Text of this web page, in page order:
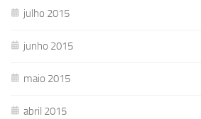
julho 2015
junho 2015
maio 2015
abril 2015